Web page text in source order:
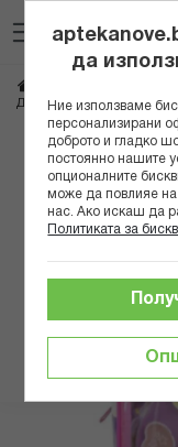
към
съдържанието
ДЕТСКА РАНИЦА ЗА
Преминете
края
да
Ние използваме
персонализирани
доброто и гладко
постоянно нашите
опционалните
може да повлияе на
нас. Ако искаш да
Политиката за